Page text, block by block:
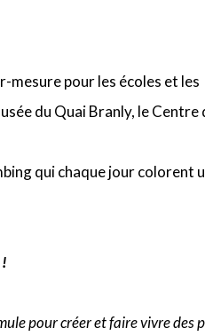
pour les écoles et les
du Quai Branly, le Centre
qui chaque jour colorent
pour créer et faire vivre des